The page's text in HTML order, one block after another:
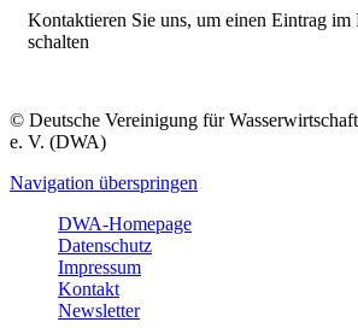
Kontaktieren Sie uns, um einen Eintrag im
schalten
© Deutsche Vereinigung für
e. V. (DWA)
Navigation überspringen
DWA-Homepage
Datenschutz
Impressum
Kontakt
Newsletter